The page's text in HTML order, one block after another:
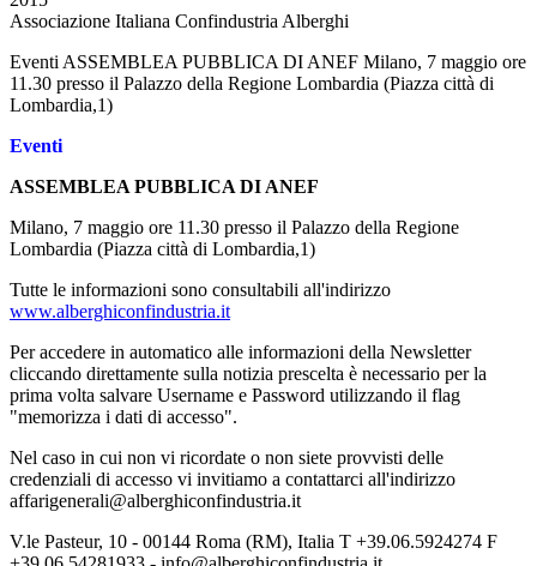
Associazione Italiana Confindustria Alberghi
Eventi ASSEMBLEA PUBBLICA DI ANEF Milano, 7 maggio ore
11.30 presso il Palazzo della Regione Lombardia (Piazza città di
Lombardia,1)
Eventi
ASSEMBLEA PUBBLICA DI ANEF
Milano, 7 maggio ore 11.30 presso il Palazzo della Regione
Lombardia (Piazza città di Lombardia,1)
Tutte le informazioni sono consultabili all'indirizzo
www.alberghiconfindustria.it
Per accedere in automatico alle informazioni della Newsletter
cliccando direttamente sulla notizia prescelta è necessario per la
prima volta salvare Username e Password utilizzando il flag
"memorizza i dati di accesso".
Nel caso in cui non vi ricordate o non siete provvisti delle
credenziali di accesso vi invitiamo a contattarci all'indirizzo
affarigenerali@alberghiconfindustria.it
V.le Pasteur, 10 - 00144 Roma (RM), Italia T +39.06.5924274 F